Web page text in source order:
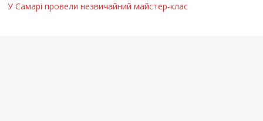
У Самарі провели незвичайний майстер-клас